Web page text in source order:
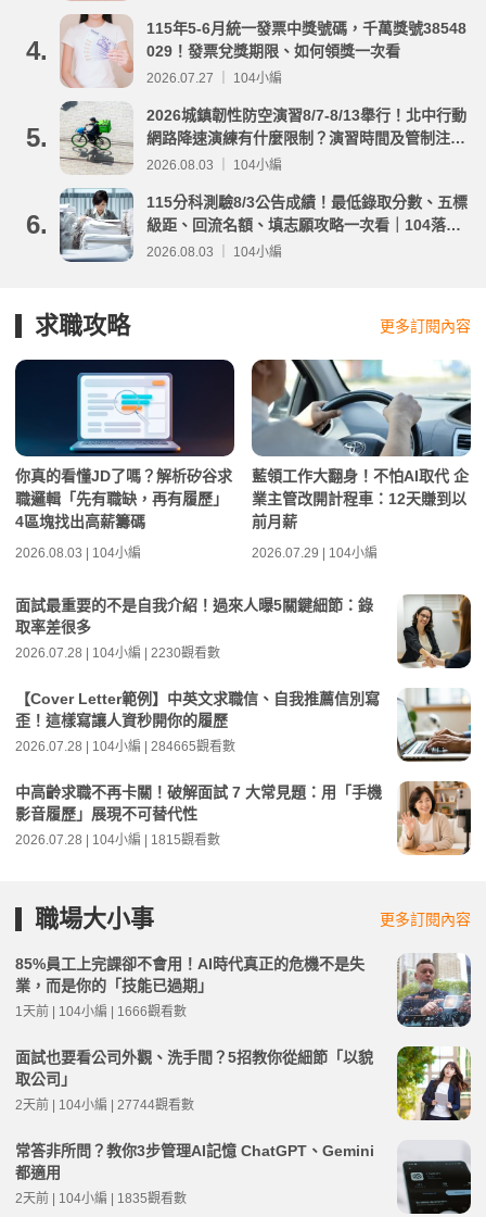
4.
115年5-6月統一發票中獎號碼，千萬獎號38548
029！發票兌獎期限、如何領獎一次看
2026.07.27 ｜ 104小編
5.
2026城鎮韌性防空演習8/7-8/13舉行！北中行動
網路降速演練有什麼限制？演習時間及管制注意
事項整理
2026.08.03 ｜ 104小編
6.
115分科測驗8/3公告成績！最低錄取分數、五標
級距、回流名額、填志願攻略一次看｜104落點
分析
2026.08.03 ｜ 104小編
求職攻略 更多訂閱內容
你真的看懂JD了嗎？解析矽谷求
職邏輯「先有職缺，再有履歷」
4區塊找出高薪籌碼
2026.08.03 | 104小編
藍領工作大翻身！不怕AI取代 企
業主管改開計程車：12天賺到以
前月薪
2026.07.29 | 104小編
面試最重要的不是自我介紹！過來人曝5關鍵細節：錄
取率差很多
2026.07.28 | 104小編 | 2230觀看數
【Cover Letter範例】中英文求職信、自我推薦信別寫
歪！這樣寫讓人資秒開你的履歷
2026.07.28 | 104小編 | 284665觀看數
中高齡求職不再卡關！破解面試 7 大常見題：用「手機
影音履歷」展現不可替代性
2026.07.28 | 104小編 | 1815觀看數
職場大小事 更多訂閱內容
85%員工上完課卻不會用！AI時代真正的危機不是失
業，而是你的「技能已過期」
1天前 | 104小編 | 1666觀看數
面試也要看公司外觀、洗手間？5招教你從細節「以貌
取公司」
2天前 | 104小編 | 27744觀看數
常答非所問？教你3步管理AI記憶 ChatGPT、Gemini
都適用
2天前 | 104小編 | 1835觀看數